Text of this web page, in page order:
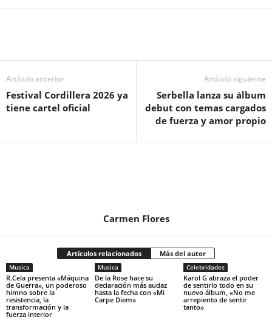
Artículo anterior
Festival Cordillera 2026 ya
tiene cartel oficial
Artículo siguiente
Serbella lanza su álbum
debut con temas cargados
de fuerza y amor propio
Carmen Flores
Artículos relacionados Más del autor
Musica
R.Cela presenta «Máquina
de Guerra», un poderoso
himno sobre la
resistencia, la
transformación y la
fuerza interior
Musica
De la Rose hace su
declaración más audaz
hasta la fecha con «Mi
Carpe Diem»
Celebridades
Karol G abraza el poder
de sentirlo todo en su
nuevo álbum, «No me
arrepiento de sentir
tanto»